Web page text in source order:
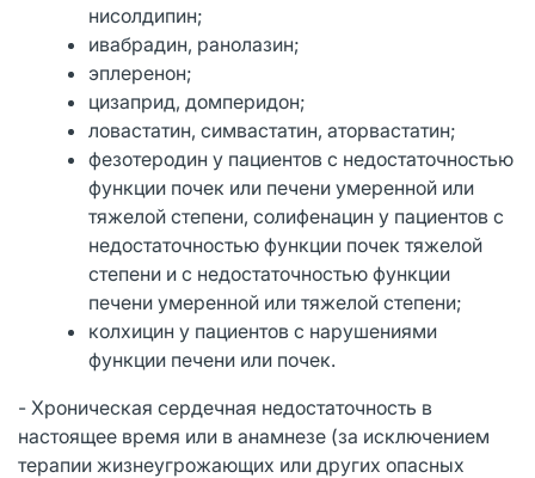
нисолдипин;
ивабрадин, ранолазин;
эплеренон;
цизаприд, домперидон;
ловастатин, симвастатин, аторвастатин;
фезотеродин у пациентов с недостаточностью
функции почек или печени умеренной или
тяжелой степени, солифенацин у пациентов с
недостаточностью функции почек тяжелой
степени и с недостаточностью функции
печени умеренной или тяжелой степени;
колхицин у пациентов с нарушениями
функции печени или почек.
- Хроническая сердечная недостаточность в
настоящее время или в анамнезе (за исключением
терапии жизнеугрожающих или других опасных